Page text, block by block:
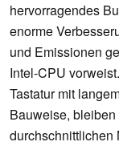
hervorragendes
enorme
und Emissionen
Intel-CPU
Tastatur mit
Bauweise,
durchschnittlichen